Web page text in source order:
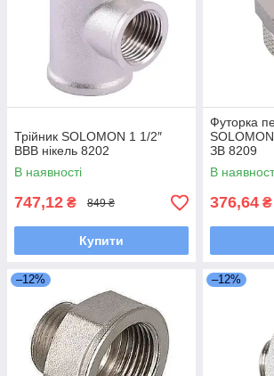
Трійник SOLOMON 1 1/2″
ВВВ нікель 8202
В наявності
747,12 ₴ 849 ₴
Купити
Футорка
SOLOMON
ЗВ 8209
В
376,64 ₴
–12% –12%